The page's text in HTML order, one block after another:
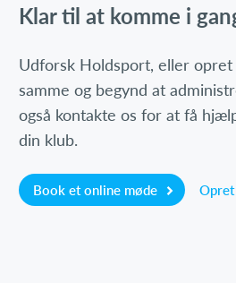
Klar til at komme i
Udforsk Holdsport, eller
samme og begynd at
også kontakte os for at få
din klub.
Book et online møde